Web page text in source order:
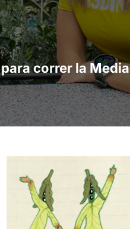
correr la Media